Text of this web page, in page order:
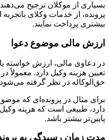
بسیاری از موکلان ترجیح
پرونده، از خدمات وکلای باتجربه
بیشتری پرداخت نمایند.
ارزش مالی موضوع دعوا
در دعاوی مالی، ارزش خواسته
تعیین هزینه وکیل دارد. معمولاً
حق‌الوکاله در نظر گرفته
برای مثال در پرونده‌ای که
دارد، طبیعی است که هزینه
پایین‌تر بیشتر باشد.
مدت زمان رسیدگی به